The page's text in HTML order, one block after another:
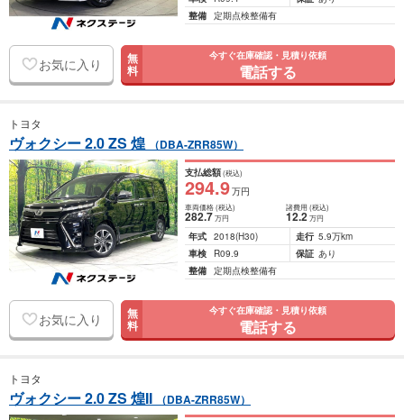
整備 定期点検整備有
お気に入り 無
料
今すぐ在庫確認・見積り依頼
電話する
トヨタ
ヴォクシー 2.0 ZS 煌 （DBA-ZRR85W）
支払総額(税込)
294.9万円
車両価格(税込)
282.7万円
諸費用 (税込)
12.2 万円
年式 2018(H30) 走行 5.9万km
車検
R09.9 保証 あり
整備 定期点検整備有
お気に入り 無
料
今すぐ在庫確認・見積り依頼
電話する
トヨタ
ヴォクシー 2.0 ZS 煌II （DBA-ZRR85W）